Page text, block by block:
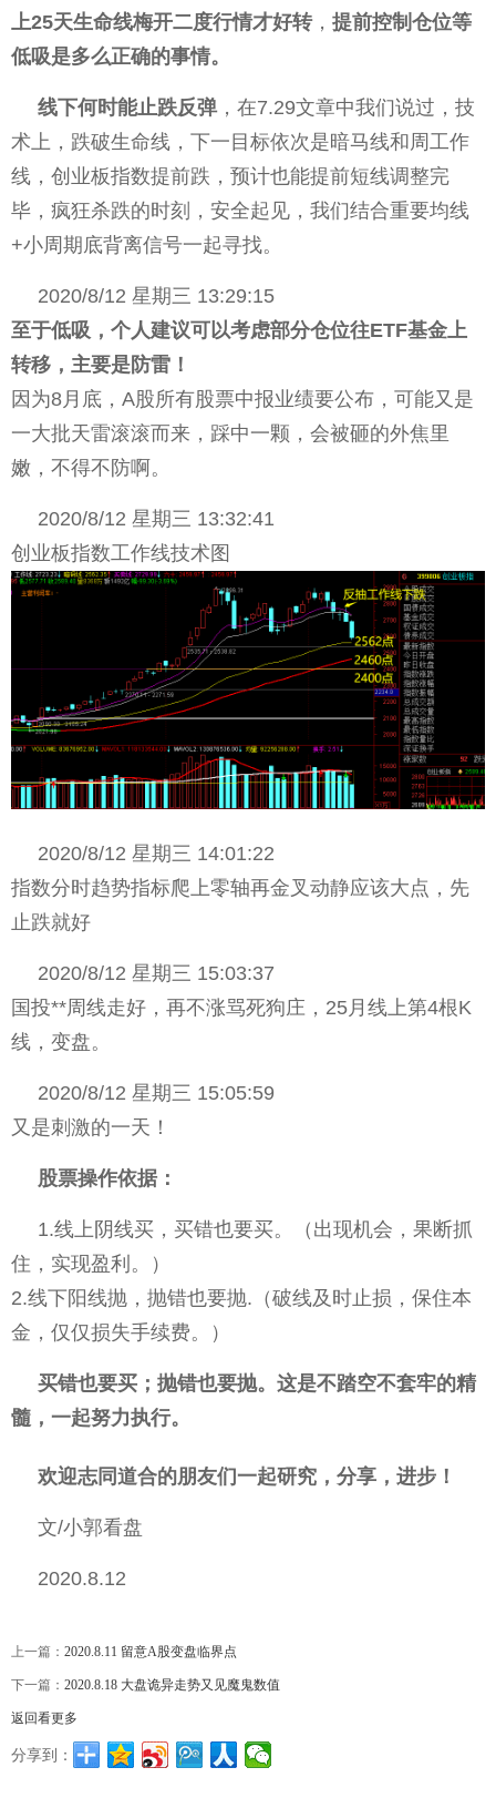
上25天生命线梅开二度行情才好转， 提前控制仓位等
低吸是多么正确的事情。
线下何时能止跌反弹，在7.29文章中我们说过，技
术上，跌破生命线，下一目标依次是暗马线和周工作
线，创业板指数提前跌，预计也能提前短线调整完
毕，疯狂杀跌的时刻，安全起见，我们结合重要均线
+小周期底背离信号一起寻找。
2020/8/12 星期三 13:29:15
至于低吸，个人建议可以考虑部分仓位往ETF基金上
转移，主要是防雷！
因为8月底，A股所有股票中报业绩要公布，可能又是
一大批天雷滚滚而来，踩中一颗，会被砸的外焦里
嫩，不得不防啊。
2020/8/12 星期三 13:32:41
创业板指数工作线技术图
2020/8/12 星期三 14:01:22
指数分时趋势指标爬上零轴再金叉动静应该大点，先
止跌就好
2020/8/12 星期三 15:03:37
国投**周线走好，再不涨骂死狗庄，25月线上第4根K
线，变盘。
2020/8/12 星期三 15:05:59
又是刺激的一天！
股票操作依据：
1.线上阴线买，买错也要买。（出现机会，果断抓
住，实现盈利。）
2.线下阳线抛，抛错也要抛.（破线及时止损，保住本
金，仅仅损失手续费。）
买错也要买；抛错也要抛。这是不踏空不套牢的精
髓，一起努力执行。
欢迎志同道合的朋友们一起研究，分享，进步！
文/小郭看盘
2020.8.12
上一篇： 2020.8.11 留意A股变盘临界点
下一篇： 2020.8.18 大盘诡异走势又见魔鬼数值
返回看更多
分享到：